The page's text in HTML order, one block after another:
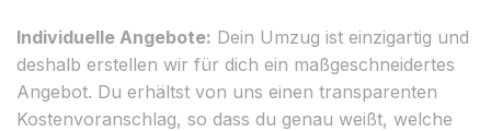
Individuelle Angebote: Dein Umzug ist einzigartig und
deshalb erstellen wir für dich ein maßgeschneidertes
Angebot. Du erhältst von uns einen transparenten
Kostenvoranschlag, so dass du genau weißt, welche